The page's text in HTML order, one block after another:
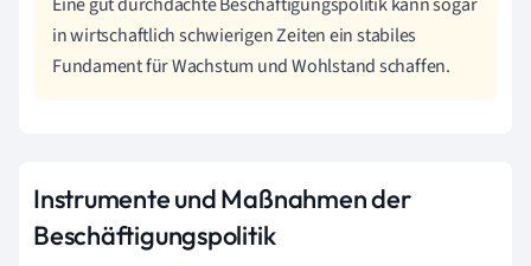
in wirtschaftlich schwierigen Zeiten ein stabiles
Fundament für Wachstum und Wohlstand schaffen.
Instrumente und Maßnahmen der
Beschäftigungspolitik